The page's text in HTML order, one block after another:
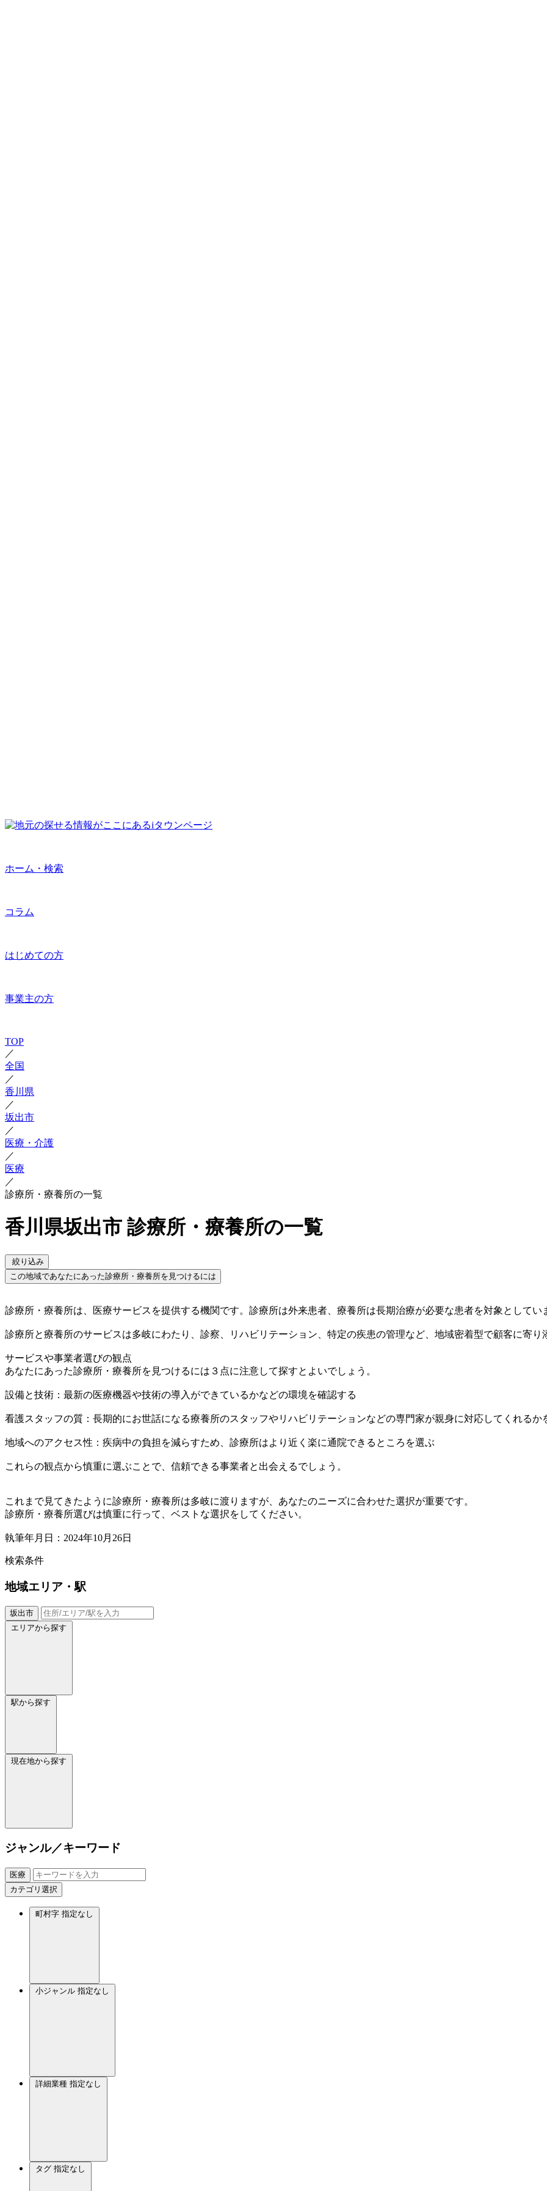
ホーム・検索
コラム
はじめての方
事業主の方
TOP
／
全国
／
香川県
／
坂出市
／
医療・介護
／
医療
／
診療所・療養所の一覧
香川県坂出市 診療所・療養所の一覧
絞り込み
この地域であなたにあった診療所・療養所を見つけるには
診療所・療養所は、医療サービスを提供する機関です。診療所は外来患者、療養所は長期治療が必要な患者を対象としてい
診療所と療養所のサービスは多岐にわたり、診察、リハビリテーション、特定の疾患の管理など、地域密着型で顧客に寄り
サービスや事業者選びの観点
あなたにあった診療所・療養所を見つけるには３点に注意して探すとよいでしょう。
設備と技術：最新の医療機器や技術の導入ができているかなどの環境を確認する
看護スタッフの質：長期的にお世話になる療養所のスタッフやリハビリテーションなどの専門家が親身に対応してくれるか
地域へのアクセス性：疾病中の負担を減らすため、診療所はより近く楽に通院できるところを選ぶ
これらの観点から慎重に選ぶことで、信頼できる事業者と出会えるでしょう。
これまで見てきたように診療所・療養所は多岐に渡りますが、あなたのニーズに合わせた選択が重要です。
診療所・療養所選びは慎重に行って、ベストな選択をしてください。
執筆年月日：2024年10月26日
検索条件
地域エリア・駅
坂出市
エリアから探す
駅から探す
現在地から探す
ジャンル／キーワード
医療
カテゴリ選択
町村字 指定なし
小ジャンル 指定なし
詳細業種 指定なし
タグ 指定なし